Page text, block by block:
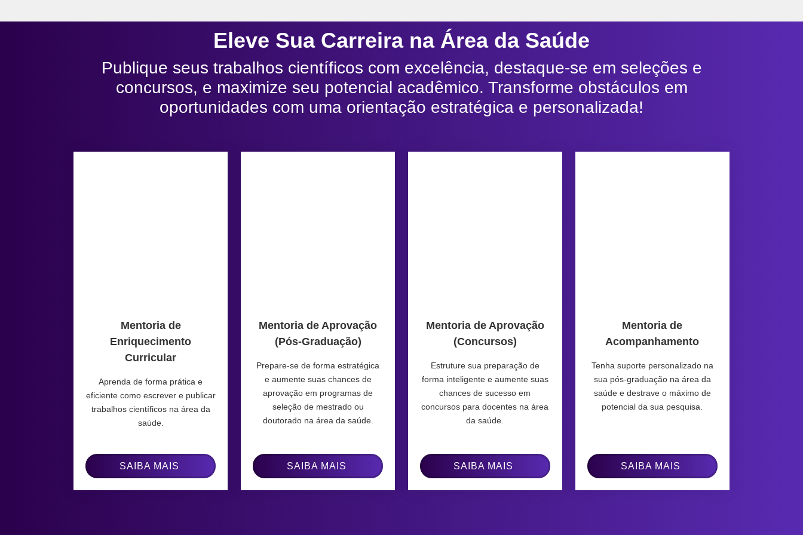
Eleve Sua Carreira na Área da Saúde
Publique seus trabalhos científicos com excelência, destaque-se em seleções e
concursos, e maximize seu potencial acadêmico. Transforme obstáculos em
oportunidades com uma orientação estratégica e personalizada!
Mentoria de
Enriquecimento
Curricular
Aprenda de forma prática e
eficiente como escrever e publicar
trabalhos científicos na área da
saúde.
SAIBA MAIS
Mentoria de Aprovação
(Pós-Graduação)
Prepare-se de forma estratégica
e aumente suas chances de
aprovação em programas de
seleção de mestrado ou
doutorado na área da saúde.
SAIBA MAIS
Mentoria de Aprovação
(Concursos)
Estruture sua preparação de
forma inteligente e aumente suas
chances de sucesso em
concursos para docentes na área
da saúde.
SAIBA MAIS
Mentoria de
Acompanhamento
Tenha suporte personalizado na
sua pós-graduação na área da
saúde e destrave o máximo de
potencial da sua pesquisa.
SAIBA MAIS